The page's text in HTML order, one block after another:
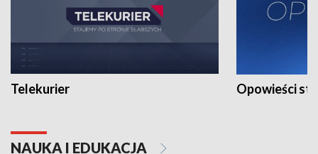
Telekurier Opowieści
NAUKA I EDUKACJA